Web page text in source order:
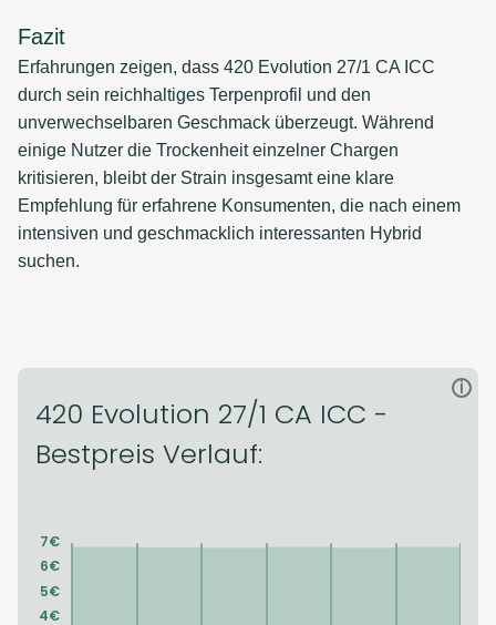
Fazit
Erfahrungen zeigen, dass 420 Evolution 27/1 CA ICC
durch sein reichhaltiges Terpenprofil und den
unverwechselbaren Geschmack überzeugt. Während
einige Nutzer die Trockenheit einzelner Chargen
kritisieren, bleibt der Strain insgesamt eine klare
Empfehlung für erfahrene Konsumenten, die nach einem
intensiven und geschmacklich interessanten Hybrid
suchen.
420 Evolution 27/1 CA ICC -
Bestpreis Verlauf:
i